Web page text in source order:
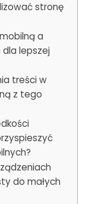
stronę
a
lepszej
treści w
z tego
do małych